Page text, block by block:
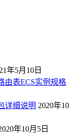
年5月10日
由表ECS实例规格
详细说明 2020年10
年10月5日